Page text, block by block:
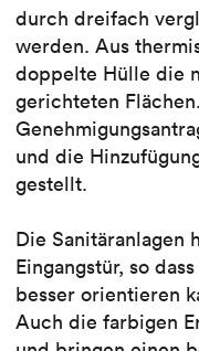
durch dreifach
werden. Aus
doppelte Hülle die
gerichteten
und die
gestellt.
Die Sanitäranlagen
Eingangstür, so
besser orientieren
Auch die farbigen